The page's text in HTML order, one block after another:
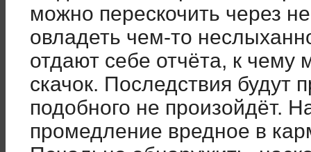
можно перескочить через
овладеть чем-то
отдают себе отчёта, к чему
скачок. Последствия будут
подобного не произойдёт.
промедление вредное в